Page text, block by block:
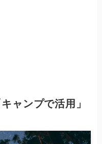
ャンプで活用」